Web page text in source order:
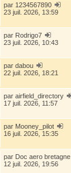
par 1234567890
23 juil. 2026, 13:59
par Rodrigo7
23 juil. 2026, 10:43
par dabou
22 juil. 2026, 18:21
par airfield_directory
17 juil. 2026, 11:57
par Mooney_pilot
16 juil. 2026, 15:35
par Doc aero bretagne
12 juil. 2026, 19:56